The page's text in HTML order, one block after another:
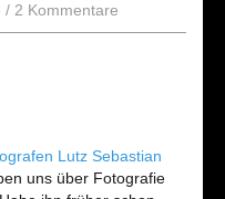
/ 2 Kommentare
Lutz Sebastian
uns über Fotografie